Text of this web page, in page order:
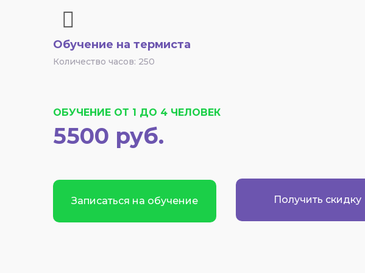
Обучение на термиста
Количество часов: 250
Записаться на обучение
ОБУЧЕНИЕ ОТ 1 ДО 4 ЧЕЛОВЕК
5500 руб.
Получить скидку